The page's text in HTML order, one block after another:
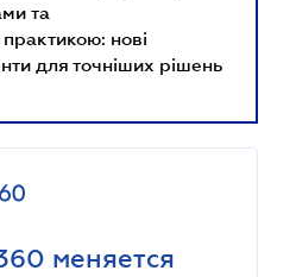
та
нові
для точніших рішень
меняется